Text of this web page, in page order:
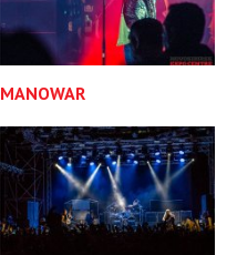
MANOWAR